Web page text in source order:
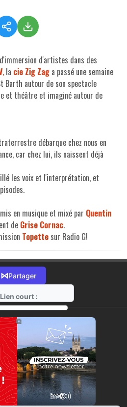
d'artistes dans des
, la cie Zig Zag a passé une semaine
Barth autour de son spectacle
et théâtre et imaginé autour de
débarque chez nous en
car chez lui, ils naissent déjà
les voix et l'interprétation, et
en musique et mixé par Quentin
de Grise Cornac.
Topette sur Radio G!
⋈Partager
Lien court :
https://radio-g.fr?12082
⧉